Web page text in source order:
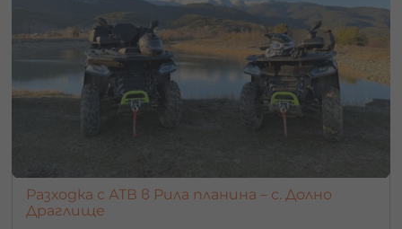
Разходка с АТВ в Рила планина – с. Долно
Драглище